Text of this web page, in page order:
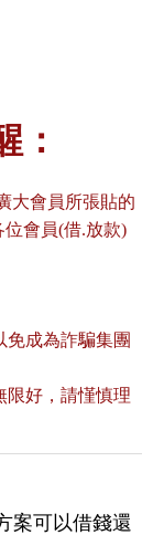
：
大會員所張貼的
會員(借.放款)
免成為詐騙集團
限好，請慬慎理
案可以借錢還